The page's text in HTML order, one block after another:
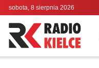
sobota, 8 sierpnia 2026